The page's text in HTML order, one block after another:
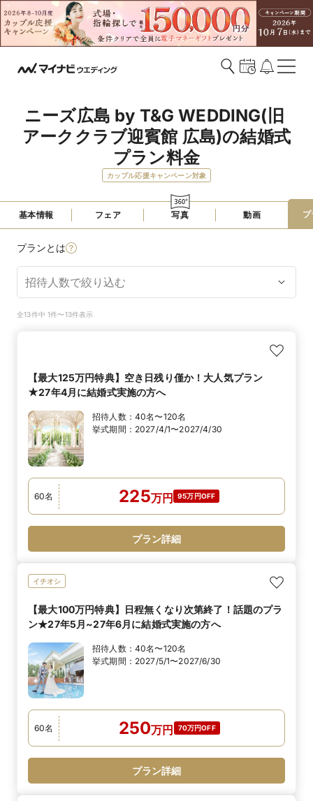
ニーズ広島 by T&G WEDDING(旧
アーククラブ迎賓館 広島)の結婚式
プラン料金
カップル応援キャンペーン対象
基本情報 フェア 写真 動画
プランとは
全13件中 1件〜13件表示
【最大125万円特典】空き日残り僅か！大人気プラン
★27年4月に結婚式実施の方へ
招待人数： 40名〜120名
挙式期間： 2027/4/1〜2027/4/30
60名 225万円 95万円OFF
プラン詳細
イチオシ
【最大100万円特典】日程無くなり次第終了！話題のプラ
ン★27年5月~27年6月に結婚式実施の方へ
招待人数： 40名〜120名
挙式期間： 2027/5/1〜2027/6/30
60名 250万円 70万円OFF
プラン詳細